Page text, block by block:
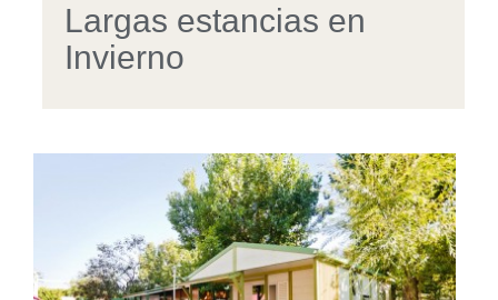
Largas estancias en
Invierno